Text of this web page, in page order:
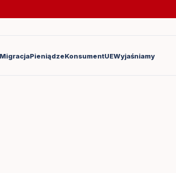
MigracjaPieniądzeKonsumentUEWyjaśniamy